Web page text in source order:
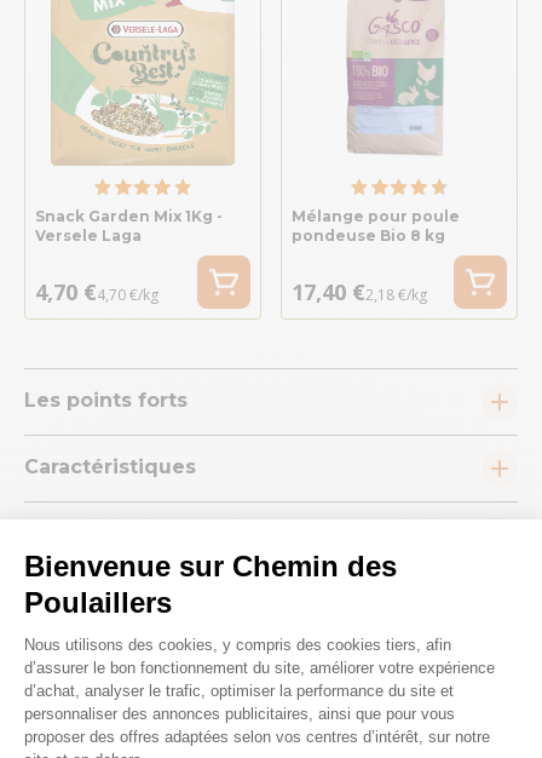
Bienvenue sur Chemin des
Poulaillers
Plateforme de Gestion du
Nous utilisons des cookies, y compris des cookies tiers, afin
d’assurer le bon fonctionnement du site, améliorer votre expérience
d’achat, analyser le trafic, optimiser la performance du site et
personnaliser des annonces publicitaires, ainsi que pour vous
proposer des offres adaptées selon vos centres d’intérêt, sur notre
Snack Garden Mix 1Kg -
Versele Laga
4,70 €4,70 €/kg
Mélange pour poule
pondeuse Bio 8 kg
17,40 €2,18 €/kg
Les points forts
Caractéristiques
Nous répondons à toutes vos